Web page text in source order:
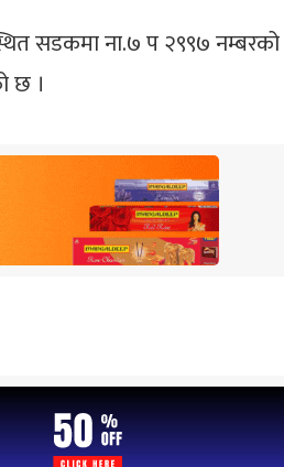
सडकमा ना.७ प २९९७ नम्बरको
छ ।